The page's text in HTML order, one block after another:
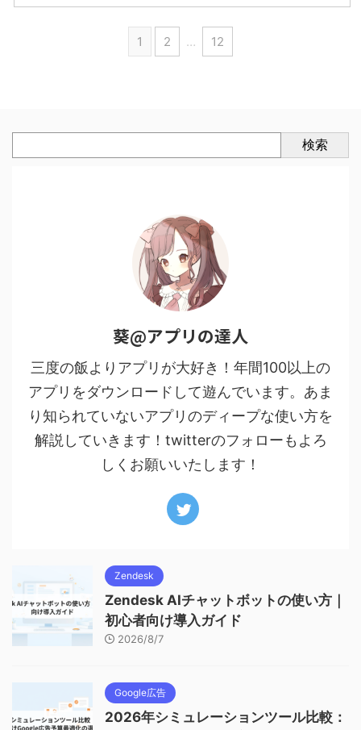
1 2 … 12
検索
葵@アプリの達人
三度の飯よりアプリが大好き！年間100以上の
アプリをダウンロードして遊んでいます。あま
り知られていないアプリのディープな使い方を
解説していきます！twitterのフォローもよろ
しくお願いいたします！
Zendesk
Zendesk AIチャットボットの使い方｜
初心者向け導入ガイド
2026/8/7
Google広告
2026年シミュレーションツール比較：